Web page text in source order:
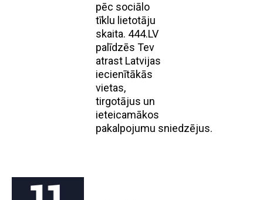
pēc sociālo
tīklu lietotāju
skaita. 444.LV
palīdzēs Tev
atrast Latvijas
iecienītākās
vietas,
tirgotājus un
ieteicamākos
pakalpojumu sniedzējus.